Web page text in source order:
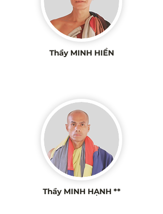
Thầy MINH HIỀN
Thầy MINH HẠNH **